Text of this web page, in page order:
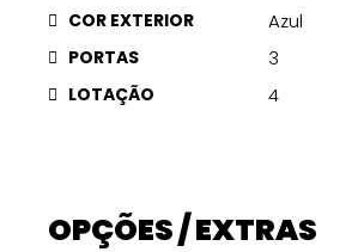
COR EXTERIOR
PORTAS
LOTAÇÃO
Azul
3
4
OPÇÕES / EXTRAS